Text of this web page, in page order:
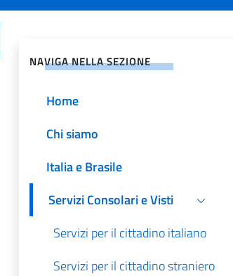
NAVIGA NELLA SEZIONE
Home
Chi siamo
Italia e Brasile
Servizi Consolari e Visti
Servizi per il cittadino italiano
Servizi per il cittadino straniero